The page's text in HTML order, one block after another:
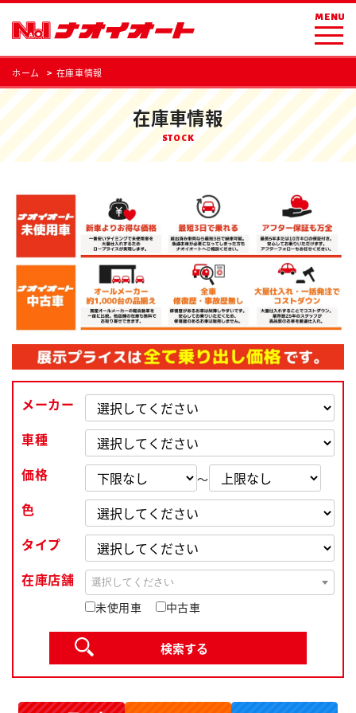
MENU
ホーム 在庫車情報
在庫車情報
STOCK
メーカー
車種
価格
～
色
タイプ
在庫店舗
選択してください
未使用車 中古車